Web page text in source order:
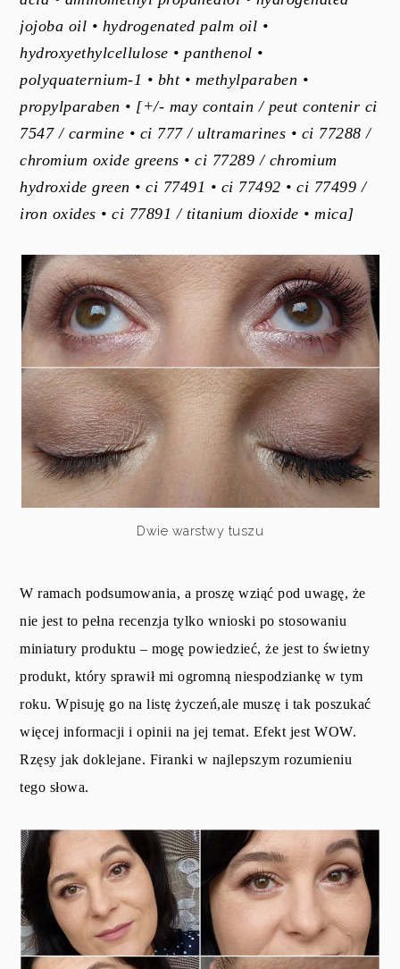
jojoba oil • hydrogenated palm oil •
hydroxyethylcellulose • panthenol •
polyquaternium-1 • bht • methylparaben •
propylparaben • [+/- may contain / peut contenir ci
7547 / carmine • ci 777 / ultramarines • ci 77288 /
chromium oxide greens • ci 77289 / chromium
hydroxide green • ci 77491 • ci 77492 • ci 77499 /
iron oxides • ci 77891 / titanium dioxide • mica]
Dwie warstwy tuszu
W ramach podsumowania, a proszę wziąć pod uwagę, że
nie jest to pełna recenzja tylko wnioski po stosowaniu
miniatury produktu – mogę powiedzieć, że jest to świetny
produkt, który sprawił mi ogromną niespodziankę w tym
roku. Wpisuję go na listę życzeń,ale muszę i tak poszukać
więcej informacji i opinii na jej temat. Efekt jest WOW.
Rzęsy jak doklejane. Firanki w najlepszym rozumieniu
tego słowa.